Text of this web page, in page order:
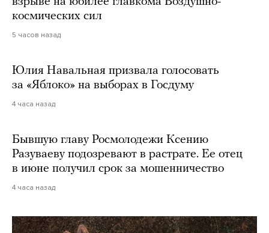
космических сил
5 часов назад
Юлия Навальная призвала голосовать
за «Яблоко» на выборах в Госдуму
4 часа назад
Бывшую главу Росмолодежи Ксению
Разуваеву подозревают в растрате. Ее отец
в июне получил срок за мошенничество
4 часа назад